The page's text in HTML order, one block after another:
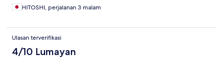
HITOSHI, perjalanan 3 malam
Ulasan terverifikasi
4/10 Lumayan